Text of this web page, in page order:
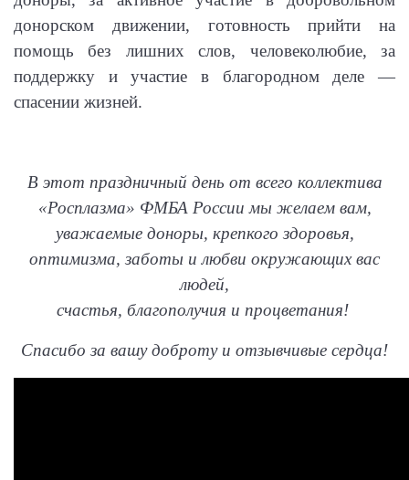
донорском движении, готовность прийти на
помощь без лишних слов, человеколюбие, за
поддержку и участие в благородном деле —
спасении жизней.
В этот праздничный день от всего коллектива
«Росплазма» ФМБА России мы желаем вам,
уважаемые доноры, крепкого здоровья,
оптимизма, заботы и любви окружающих вас
людей,
счастья, благополучия и процветания!
Спасибо за вашу доброту и отзывчивые сердца!